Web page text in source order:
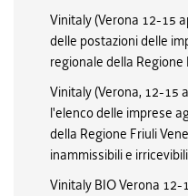
Vinitaly (Verona 12-15
delle postazioni delle
regionale della Regione
Vinitaly (Verona, 12-15
l'elenco delle imprese
della Regione Friuli
inammissibili e irricevibili
Vinitaly BIO Verona